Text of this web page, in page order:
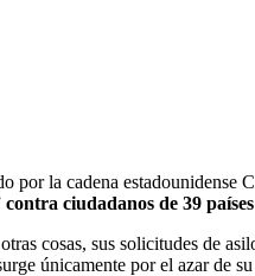
la cadena
contra ciudadanos de 39
cosas, sus solicitudes de
únicamente por el azar de